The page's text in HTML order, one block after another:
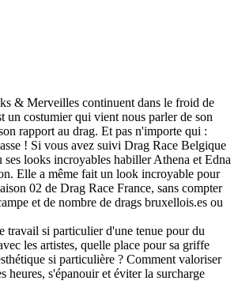
& Merveilles continuent dans le froid de
un costumier qui vient nous parler de son
rapport au drag. Et pas n'importe qui :
! Si vous avez suivi Drag Race Belgique
ses looks incroyables habiller Athena et Edna
Elle a même fait un look incroyable pour
02 de Drag Race France, sans compter
et de nombre de drags bruxellois.es ou
travail si particulier d'une tenue pour du
les artistes, quelle place pour sa griffe
si particulière ? Comment valoriser
heures, s'épanouir et éviter la surcharge